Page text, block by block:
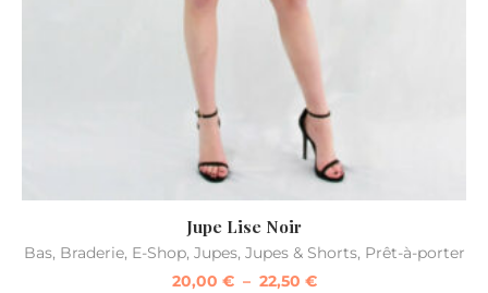
Jupe Lise Noir
Bas, Braderie, E-Shop, Jupes, Jupes & Shorts, Prêt-à-porter
20,00 € – 22,50 €